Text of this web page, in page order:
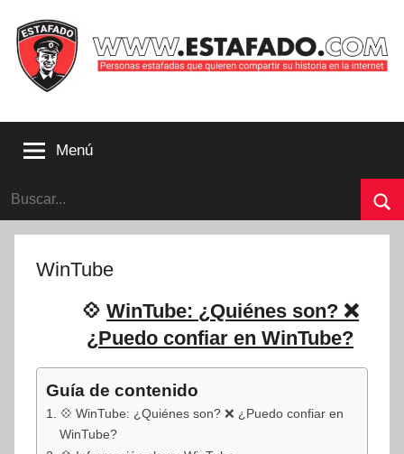
contenido
que
compartir
su
Estafado.com
Menú
Buscar:
WinTube
💠 WinTube: ¿Quiénes son? ❌
¿Puedo confiar en WinTube?
Guía de contenido
💠 WinTube: ¿Quiénes son? ❌ ¿Puedo confiar en
WinTube?